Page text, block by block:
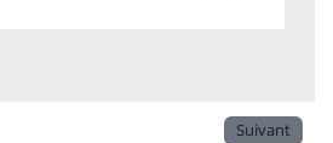
Suivant